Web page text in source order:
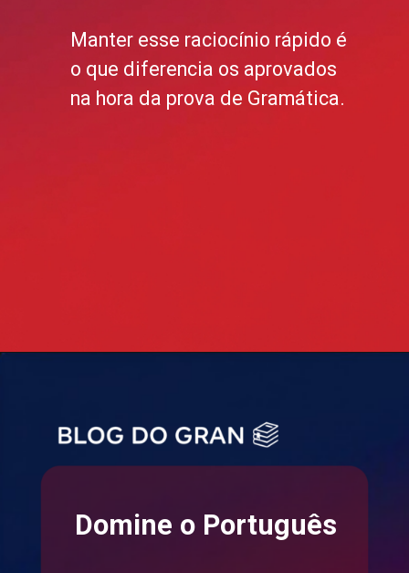
Manter esse raciocínio rápido é
o que diferencia os aprovados
na hora da prova de Gramática.
Domine o Português